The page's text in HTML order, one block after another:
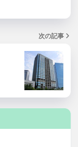
次の記事